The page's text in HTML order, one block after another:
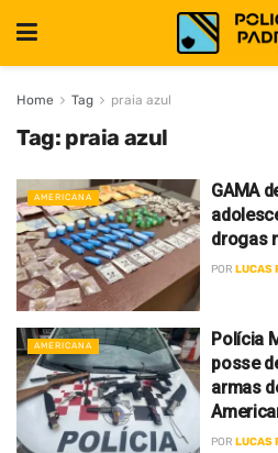
Home Tag praia azul
Tag: praia azul
AMERICANA
GAMA
drogas
POR LUCAS
AMERICANA
Polícia
posse
armas
POR LUCAS